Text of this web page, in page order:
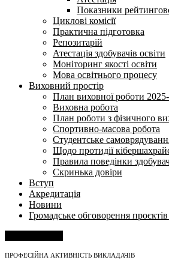
Показники
Циклові комісії
Практична підготовка
Репозитарій
Атестація здобувачів освіти
Моніторинг якості освіти
Мова освітнього процесу
Виховний простір
План виховної роботи
Виховна робота
План роботи з фізичного
Спортивно-масова робота
Студентське
Щодо протидії
Правила поведінки
Скринька довіри
Вступ
Акредитація
Новини
Громадське обговорення
ПРОФЕСІЙНА АКТИВНІСТЬ ВИКЛАДАЧІВ